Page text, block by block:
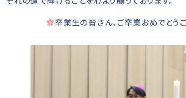
卒業生の皆さん、ご卒業おめでとう